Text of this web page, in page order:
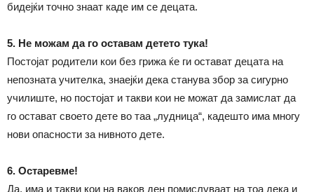
бидејќи точно знаат каде им се децата.
5. Не можам да го оставам детето тука!
Постојат родители кои без грижа ќе ги остават децата на
непозната учителка, знаејќи дека станува збор за сигурно
училиште, но постојат и такви кои не можат да замислат да
го остават своето дете во таа „лудница“, кадешто има многу
нови опасности за нивното дете.
6. Остаревме!
Да, има и такви кои на ваков ден помислуваат на тоа дека и